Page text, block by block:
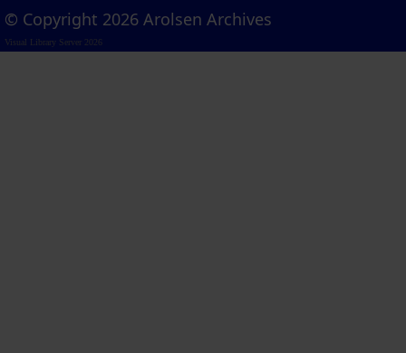
© Copyright 2026 Arolsen Archives
Visual Library Server 2026